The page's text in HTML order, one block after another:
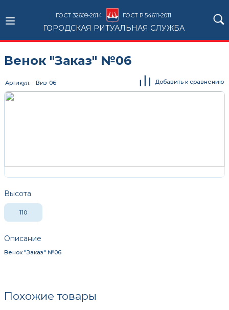
ГОСТ 32609-2014 ГОСТ Р 54611-2011
ГОРОДСКАЯ РИТУАЛЬНАЯ СЛУЖБА
Венок "Заказ" №06
Высота
110
Описание
Венок "Заказ" №06
Артикул Виз-06 Добавить к сравнению
Похожие товары